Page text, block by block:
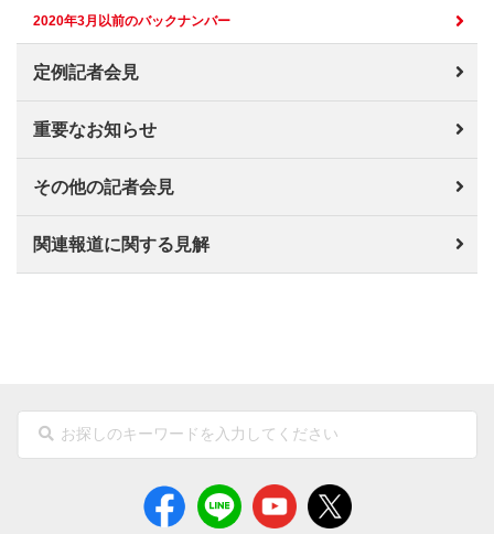
2020年3月以前のバックナンバー
定例記者会見
重要なお知らせ
その他の記者会見
関連報道に関する見解